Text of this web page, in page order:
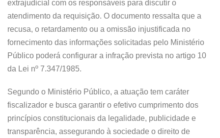
extrajudicial com os responsáveis para discutir o
atendimento da requisição. O documento ressalta que a
recusa, o retardamento ou a omissão injustificada no
fornecimento das informações solicitadas pelo Ministério
Público poderá configurar a infração prevista no artigo 10
da Lei nº 7.347/1985.
Segundo o Ministério Público, a atuação tem caráter
fiscalizador e busca garantir o efetivo cumprimento dos
princípios constitucionais da legalidade, publicidade e
transparência, assegurando à sociedade o direito de